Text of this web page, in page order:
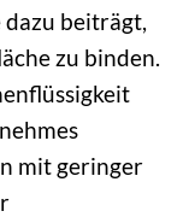
beiträgt,
zu binden.
mit geringer